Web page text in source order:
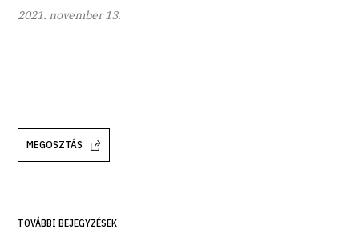
2021. november 13.
MEGOSZTÁS
TOVÁBBI BEJEGYZÉSEK